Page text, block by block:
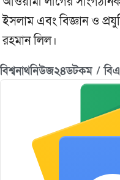
ইসলাম এবং বিজ্ঞান ও
রহমান লিল।
বিশ্বনাথনিউজ২৪ডটকম /